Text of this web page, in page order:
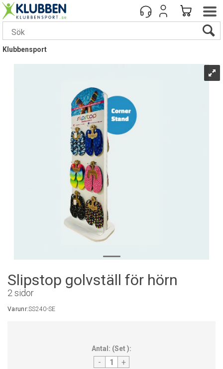
Klubbensport
Slipstop golvställ för hörn
2 sidor
Varunr:SS240-SE
Antal: (Set):
- +